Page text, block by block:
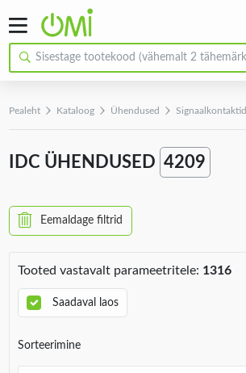
Pealeht Kataloog Ühendused Signaalkontaktid
IDC ÜHENDUSED 4209
Eemaldage filtrid
Tooted vastavalt parameetritele: 1316
Saadaval laos
Sorteerimine